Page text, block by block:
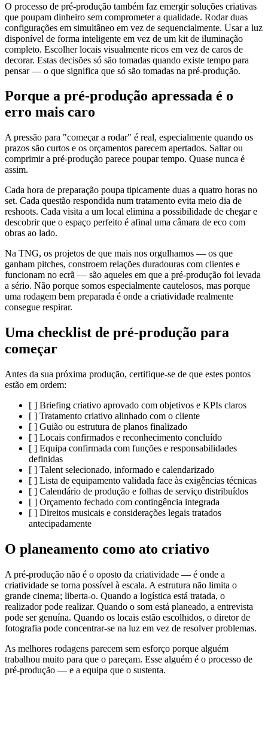
O processo de pré-produção também faz emergir soluções criativas
que poupam dinheiro sem comprometer a qualidade. Rodar duas
configurações em simultâneo em vez de sequencialmente. Usar a luz
disponível de forma inteligente em vez de um kit de iluminação
completo. Escolher locais visualmente ricos em vez de caros de
decorar. Estas decisões só são tomadas quando existe tempo para
pensar — o que significa que só são tomadas na pré-produção.
Porque a pré-produção apressada é o
erro mais caro
A pressão para "começar a rodar" é real, especialmente quando os
prazos são curtos e os orçamentos parecem apertados. Saltar ou
comprimir a pré-produção parece poupar tempo. Quase nunca é
assim.
Cada hora de preparação poupa tipicamente duas a quatro horas no
set. Cada questão respondida num tratamento evita meio dia de
reshoots. Cada visita a um local elimina a possibilidade de chegar e
descobrir que o espaço perfeito é afinal uma câmara de eco com
obras ao lado.
Na TNG, os projetos de que mais nos orgulhamos — os que
ganham pitches, constroem relações duradouras com clientes e
funcionam no ecrã — são aqueles em que a pré-produção foi levada
a sério. Não porque somos especialmente cautelosos, mas porque
uma rodagem bem preparada é onde a criatividade realmente
consegue respirar.
Uma checklist de pré-produção para
começar
Antes da sua próxima produção, certifique-se de que estes pontos
estão em ordem:
[ ] Briefing criativo aprovado com objetivos e KPIs claros
[ ] Tratamento criativo alinhado com o cliente
[ ] Guião ou estrutura de planos finalizado
[ ] Locais confirmados e reconhecimento concluído
[ ] Equipa confirmada com funções e responsabilidades
definidas
[ ] Talent selecionado, informado e calendarizado
[ ] Lista de equipamento validada face às exigências técnicas
[ ] Calendário de produção e folhas de serviço distribuídos
[ ] Orçamento fechado com contingência integrada
[ ] Direitos musicais e considerações legais tratados
antecipadamente
O planeamento como ato criativo
A pré-produção não é o oposto da criatividade — é onde a
criatividade se torna possível à escala. A estrutura não limita o
grande cinema; liberta-o. Quando a logística está tratada, o
realizador pode realizar. Quando o som está planeado, a entrevista
pode ser genuína. Quando os locais estão escolhidos, o diretor de
fotografia pode concentrar-se na luz em vez de resolver problemas.
As melhores rodagens parecem sem esforço porque alguém
trabalhou muito para que o pareçam. Esse alguém é o processo de
pré-produção — e a equipa que o sustenta.